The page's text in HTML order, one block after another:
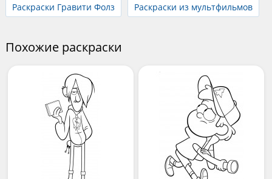
Раскраски Гравити Фолз
Раскраски из мультфильмов
Похожие раскраски